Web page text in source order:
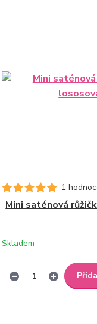
1
Mini saténová
Skladem